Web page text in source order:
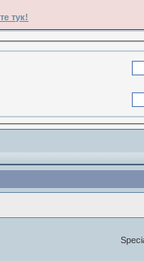
тук!